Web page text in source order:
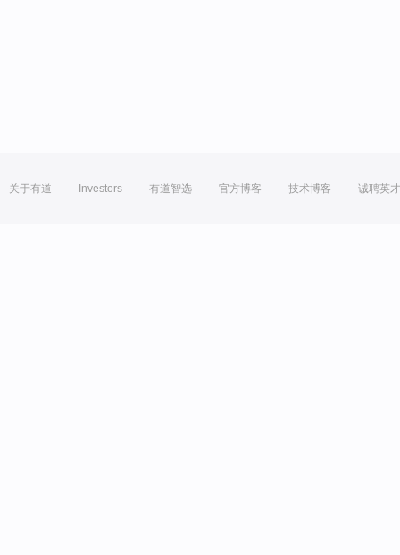
关于有道 Investors 有道智选 官方博客 技术博客 诚聘英才